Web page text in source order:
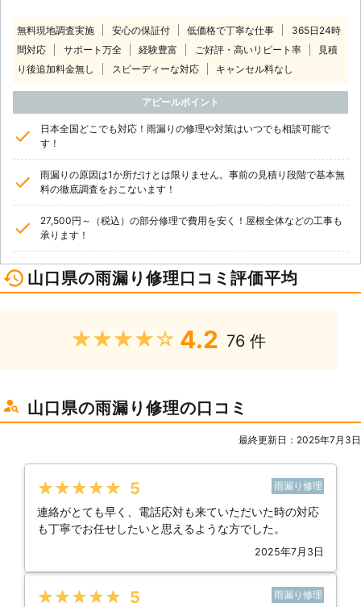
無料現地調査実施 安心の保証付 低価格で丁寧な仕事
365日24時
間対応
サポート万全 経験豊富 ご好評・高いリピート率
見積
り後追加料金無し
スピーディーな対応 キャンセル料なし
アピールポイント
日本全国どこでも対応！雨漏りの修理や対策はいつでも相談可能で
す！
雨漏りの原因は1か所だけとは限りません。事前の見積り段階で基本無
料の徹底調査をおこないます！
27,500円～（税込）の部分修理で費用を安く！屋根全体などの工事も
承ります！
山口県の雨漏り修理口コミ評価平均
★★★★★ 4.2 76 件
山口県の雨漏り修理の口コミ
最終更新日：2025年7月3日
★★★★★ 5 雨漏り修理
連絡がとても早く、電話応対も来ていただいた時の対応
も丁寧でお任せしたいと思えるような方でした。
2025年7月3日
★★★★★ 5 雨漏り修理